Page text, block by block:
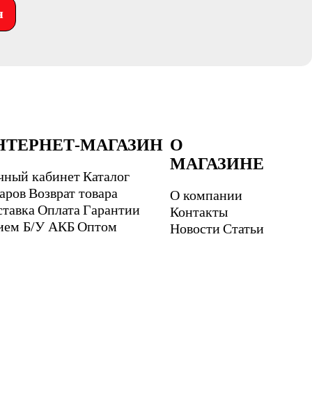
МАГАЗИН
кабинетКаталог
Возврат товара
Оплата Гарантии
Б/У АКБОптом
О
МАГАЗИНЕ
О компании
Контакты
НовостиСтатьи